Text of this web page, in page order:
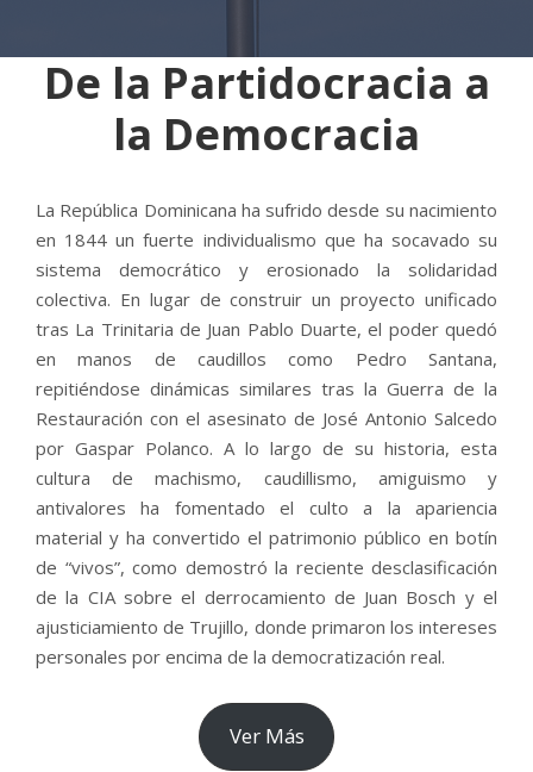
De la Partidocracia a
la Democracia
La República Dominicana ha sufrido desde su nacimiento
en 1844 un fuerte individualismo que ha socavado su
sistema democrático y erosionado la solidaridad
colectiva. En lugar de construir un proyecto unificado
tras La Trinitaria de Juan Pablo Duarte, el poder quedó
en manos de caudillos como Pedro Santana,
repitiéndose dinámicas similares tras la Guerra de la
Restauración con el asesinato de José Antonio Salcedo
por Gaspar Polanco. A lo largo de su historia, esta
cultura de machismo, caudillismo, amiguismo y
antivalores ha fomentado el culto a la apariencia
material y ha convertido el patrimonio público en botín
de “vivos”, como demostró la reciente desclasificación
de la CIA sobre el derrocamiento de Juan Bosch y el
ajusticiamiento de Trujillo, donde primaron los intereses
personales por encima de la democratización real.
Ver Más